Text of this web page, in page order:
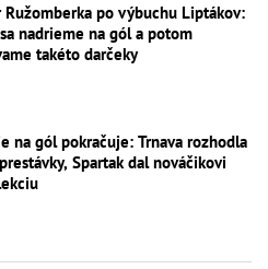
Ružomberka po výbuchu Liptákov:
nadrieme na gól a potom
takéto darčeky
na gól pokračuje: Trnava rozhodla
Spartak dal nováčikovi